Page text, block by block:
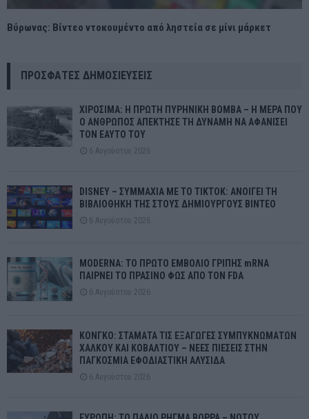
Βύρωνας: Βίντεο ντοκουμέντο από ληστεία σε μίνι μάρκετ
ΠΡΌΣΦΑΤΕΣ ΔΗΜΟΣΙΕΎΣΕΙΣ
ΧΙΡΟΣΙΜΑ: Η ΠΡΩΤΗ ΠΥΡΗΝΙΚΗ ΒΟΜΒΑ – Η ΜΕΡΑ ΠΟΥ
Ο ΑΝΘΡΩΠΟΣ ΑΠΕΚΤΗΣΕ ΤΗ ΔΥΝΑΜΗ ΝΑ ΑΦΑΝΙΣΕΙ
ΤΟΝ ΕΑΥΤΟ ΤΟΥ
6 Αυγούστου 2026
DISNEY – ΣΥΜΜΑΧΙΑ ΜΕ ΤΟ TIKTOK: ΑΝΟΙΓΕΙ ΤΗ
ΒΙΒΛΙΟΘΗΚΗ ΤΗΣ ΣΤΟΥΣ ΔΗΜΙΟΥΡΓΟΥΣ ΒΙΝΤΕΟ
6 Αυγούστου 2026
MODERNA: ΤΟ ΠΡΩΤΟ ΕΜΒΟΛΙΟ ΓΡΙΠΗΣ mRNA
ΠΑΙΡΝΕΙ ΤΟ ΠΡΑΣΙΝΟ ΦΩΣ ΑΠΟ ΤΟΝ FDA
6 Αυγούστου 2026
ΚΟΝΓΚΟ: ΣΤΑΜΑΤΑ ΤΙΣ ΕΞΑΓΩΓΕΣ ΣΥΜΠΥΚΝΩΜΑΤΩΝ
ΧΑΛΚΟΥ ΚΑΙ ΚΟΒΑΛΤΙΟΥ – ΝΕΕΣ ΠΙΕΣΕΙΣ ΣΤΗΝ
ΠΑΓΚΟΣΜΙΑ ΕΦΟΔΙΑΣΤΙΚΗ ΑΛΥΣΙΔΑ
6 Αυγούστου 2026